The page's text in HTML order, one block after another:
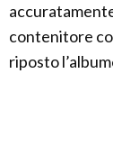
contenitore
riposto